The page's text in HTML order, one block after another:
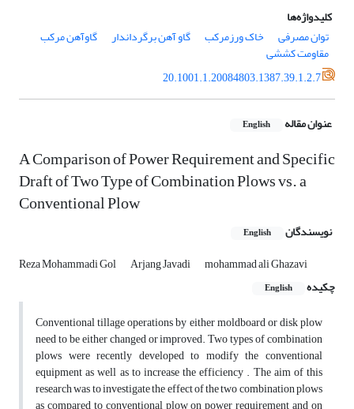
کلیدواژه‌ها
توان مصرفی
خاک ورزمرکب گاو آهن برگرداندار گاوآهن مرکب
مقاومت کششی
20.1001.1.20084803.1387.39.1.2.7
عنوان مقاله English
A Comparison of Power Requirement and Specific
Draft of Two Type of Combination Plows vs. a
Conventional Plow
نویسندگان English
Reza Mohammadi Gol Arjang Javadi
mohammad ali Ghazavi
چکیده
English
Conventional tillage operations by either moldboard or disk plow
need to be either changed or improved. Two types of combination
plows were recently developed to modify the conventional
equipment as well as to increase the efficiency . The aim of this
research was to investigate the effect of the two combination plows